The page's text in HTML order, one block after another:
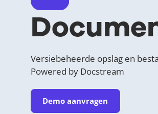
Versiebeheerde opslag en
Powered by Docstream
Demo aanvragen